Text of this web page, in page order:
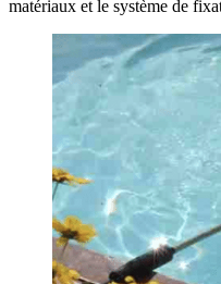
matériaux et le système de